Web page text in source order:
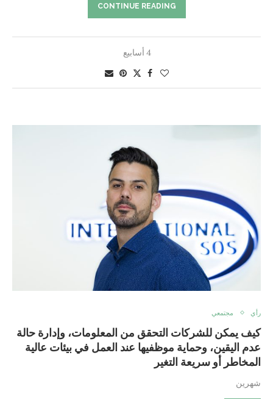
CONTINUE READING
4 أسابيع
رأي مجتمعي
كيف يمكن للشركات التحقق من المعلومات، وإدارة حالة
عدم اليقين، وحماية موظفيها عند العمل في بيئات عالية
المخاطر أو سريعة التغير
شهرين